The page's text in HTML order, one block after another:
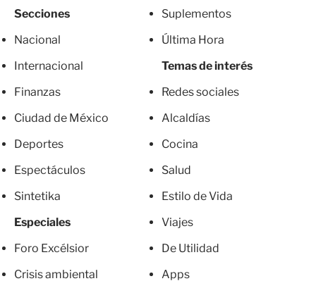
Secciones
Nacional
Internacional
Finanzas
Ciudad de México
Deportes
Espectáculos
Sintetika
Especiales
Foro Excélsior
Crisis ambiental
Suplementos
Última Hora
Temas de interés
Redes sociales
Alcaldías
Cocina
Salud
Estilo de Vida
Viajes
De Utilidad
Apps